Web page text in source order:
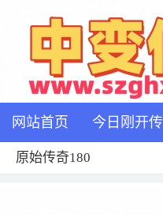
网站首页 今日刚开
原始传奇180